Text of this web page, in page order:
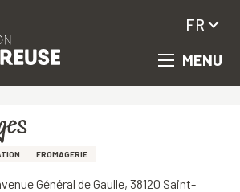
MENU
FR
FROMAGERIE
Général de Gaulle, 38120 Saint-